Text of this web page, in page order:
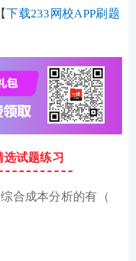
下载233网校APP刷题
试题练习
合成本分析的有（